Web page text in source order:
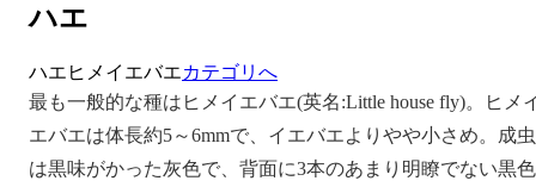
ハエ
ハエ ヒメイエバエカテゴリへ
最も一般的な種はヒメイエバエ(英名:Little house fly)。ヒメ
エバエは体長約5～6mmで、イエバエよりやや小さめ。成虫
は黒味がかった灰色で、背面に3本のあまり明瞭でない黒色